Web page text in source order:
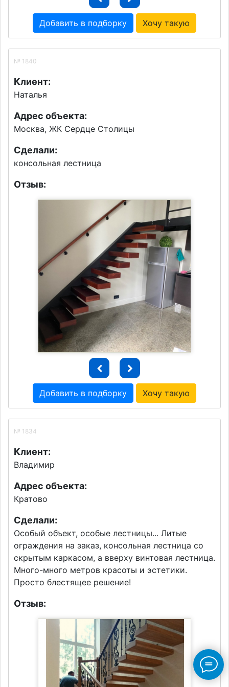
Добавить в подборку Хочу такую
№ 1840
Клиент:
Наталья
Адрес объекта:
Москва, ЖК Сердце Столицы
Сделали:
консольная лестница
Отзыв:
Добавить в подборку Хочу такую
№ 1834
Клиент:
Владимир
Адрес объекта:
Кратово
Сделали:
Особый объект, особые лестницы... Литые
ограждения на заказ, консольная лестница со
скрытым каркасом, а вверху винтовая лестница.
Много-много метров красоты и эстетики.
Просто блестящее решение!
Отзыв: